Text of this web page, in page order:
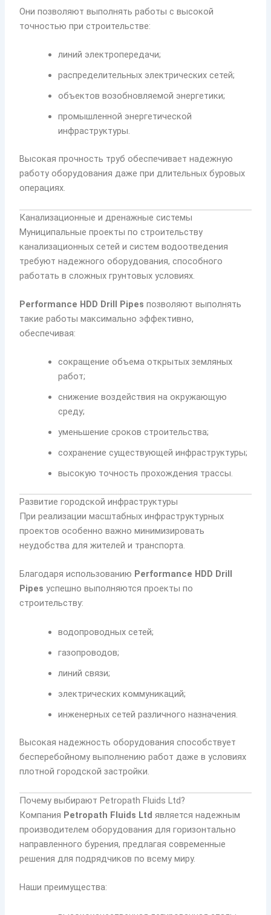
Они позволяют выполнять работы с высокой
точностью при строительстве:
линий электропередачи;
распределительных электрических сетей;
объектов возобновляемой энергетики;
промышленной энергетической
инфраструктуры.
Высокая прочность труб обеспечивает надежную
работу оборудования даже при длительных буровых
операциях.
Канализационные и дренажные системы
Муниципальные проекты по строительству
канализационных сетей и систем водоотведения
требуют надежного оборудования, способного
работать в сложных грунтовых условиях.
Performance HDD Drill Pipes позволяют выполнять
такие работы максимально эффективно,
обеспечивая:
сокращение объема открытых земляных
работ;
снижение воздействия на окружающую
среду;
уменьшение сроков строительства;
сохранение существующей инфраструктуры;
высокую точность прохождения трассы.
Развитие городской инфраструктуры
При реализации масштабных инфраструктурных
проектов особенно важно минимизировать
неудобства для жителей и транспорта.
Благодаря использованию Performance HDD Drill
Pipes успешно выполняются проекты по
строительству:
водопроводных сетей;
газопроводов;
линий связи;
электрических коммуникаций;
инженерных сетей различного назначения.
Высокая надежность оборудования способствует
бесперебойному выполнению работ даже в условиях
плотной городской застройки.
Почему выбирают Petropath Fluids Ltd?
Компания Petropath Fluids Ltd является надежным
производителем оборудования для горизонтально
направленного бурения, предлагая современные
решения для подрядчиков по всему миру.
Наши преимущества: